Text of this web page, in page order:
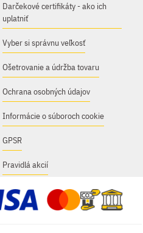
Darčekové certifikáty - ako ich
uplatniť
Vyber si správnu veľkosť
Ošetrovanie a údržba tovaru
Ochrana osobných údajov
Informácie o súboroch cookie
GPSR
Pravidlá akcií